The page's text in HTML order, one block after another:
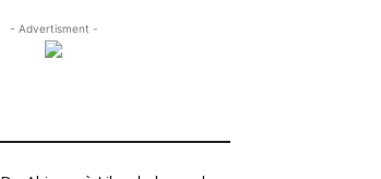
- Advertisment -